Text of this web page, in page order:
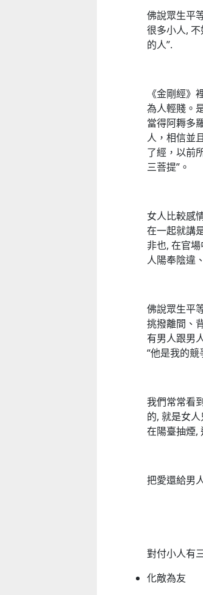
佛說眾生平
很多小人,
的人”.
《金剛經
為人輕賤。
當得阿耨多
人，相信並
了經，以前
三菩提”。
女人比較感
在一起就講
非也, 在官
人陽奉陰違
佛說眾生平
挑撥離間、
有男人跟男
“他是我的
我們常常看
的, 就是女
在陽臺抽煙,
把愛還給男
對付小人有
化敵為友
2026-